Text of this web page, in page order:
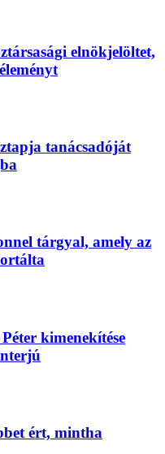
elnökjelöltet,
tanácsadóját
tárgyal, amely az
kimenekítése
ért, mintha